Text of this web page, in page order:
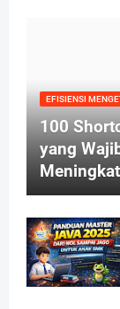
EFISIENSI
100
yang